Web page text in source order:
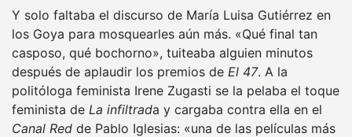
Y solo faltaba el discurso de María Luisa Gutiérrez en
los Goya para mosquearles aún más. «Qué final tan
casposo, qué bochorno», tuiteaba alguien minutos
después de aplaudir los premios de El 47. A la
politóloga feminista Irene Zugasti se la pelaba el toque
feminista de La infiltrada y cargaba contra ella en el
Canal Red de Pablo Iglesias: «una de las películas más